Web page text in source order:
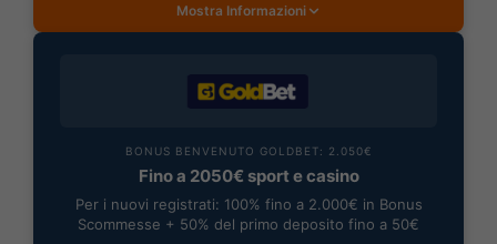
Mostra Informazioni
BONUS BENVENUTO GOLDBET: 2.050€
Fino a 2050€ sport e casino
Per i nuovi registrati: 100% fino a 2.000€ in Bonus
Scommesse + 50% del primo deposito fino a 50€